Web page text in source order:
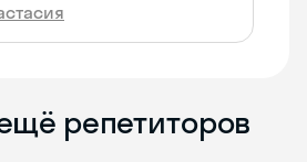
репетиторов